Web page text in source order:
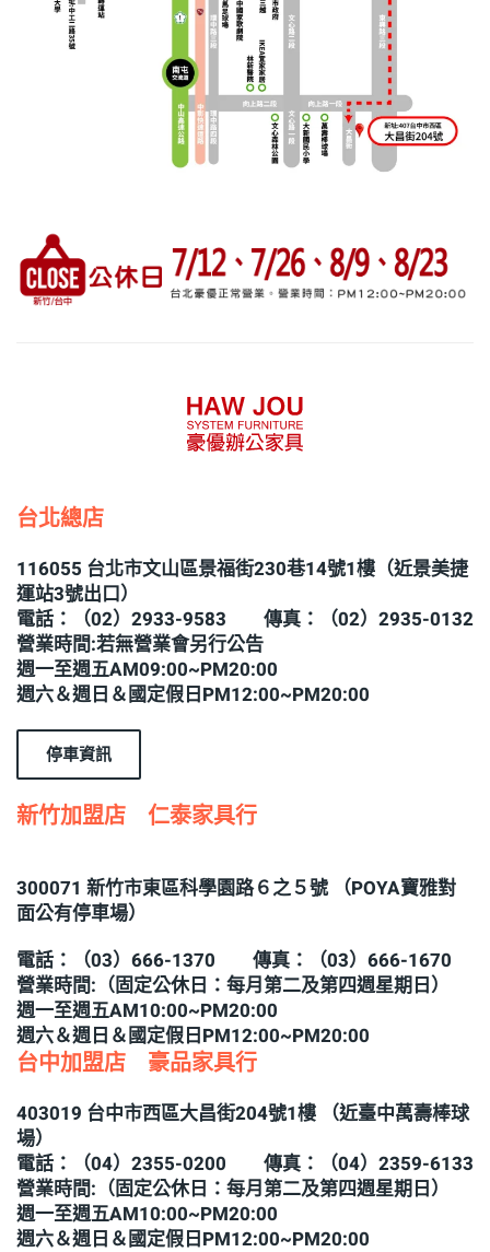
台北總店
116055 台北市文山區景福街230巷14號1樓（近景美捷
運站3號出口）
電話：（02）2933-9583 傳真：（02）2935-0132
營業時間:若無營業會另行公告
週一至週五AM09:00~PM20:00
週六＆週日＆國定假日PM12:00~PM20:00
停車資訊
新竹加盟店 仁泰家具行
300071 新竹市東區科學園路６之５號 （POYA寶雅對
面公有停車場）
電話：（03）666-1370 傳真：（03）666-1670
營業時間:（固定公休日：每月第二及第四週星期日）
週一至週五AM10:00~PM20:00
週六＆週日＆國定假日PM12:00~PM20:00
台中加盟店 豪品家具行
403019 台中市西區大昌街204號1樓 （近臺中萬壽棒球
場）
電話：（04）2355-0200 傳真：（04）2359-6133
營業時間:（固定公休日：每月第二及第四週星期日）
週一至週五AM10:00~PM20:00
週六＆週日＆國定假日PM12:00~PM20:00